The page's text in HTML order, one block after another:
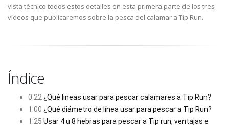
vista técnico todos estos detalles en esta primera parte de los tres
vídeos que publicaremos sobre la pesca del calamar a Tip Run.
Índice
0:22 ¿Qué lineas usar para pescar calamares a Tip Run?
1:00 ¿Qué diámetro de línea usar para pescar a Tip Run?
1:25 Usar 4 u 8 hebras para pescar a Tip run, ventajas e